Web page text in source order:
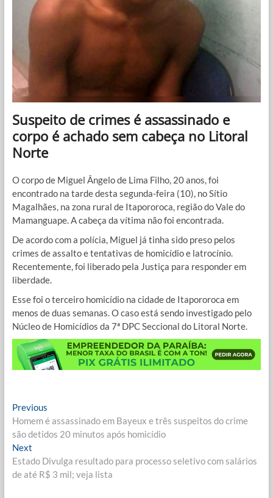
Suspeito de crimes é assassinado e
corpo é achado sem cabeça no Litoral
Norte
O corpo de Miguel Ângelo de Lima Filho, 20 anos, foi
encontrado na tarde desta segunda-feira (10), no Sítio
Magalhães, na zona rural de Itapororoca, região do Vale do
Mamanguape. A cabeça da vítima não foi encontrada.
De acordo com a polícia, Miguel já tinha sido preso pelos
crimes de assalto e tentativas de homicídio e latrocínio.
Recentemente, foi liberado pela Justiça para responder em
liberdade.
Esse foi o terceiro homicídio na cidade de Itapororoca em
menos de duas semanas. O caso está sendo investigado pelo
Núcleo de Homicídios da 7ª DPC Seccional do Litoral Norte.
Navegação
de
Post
PreviousPrevious
post:
Homem é assassinado em Bayeux e três suspeitos do crime
são detidos 20 minutos após homicídio
NextNext
post:
Estado Divulga resultado para processo seletivo com salários
de até R$ 3 mil; veja lista